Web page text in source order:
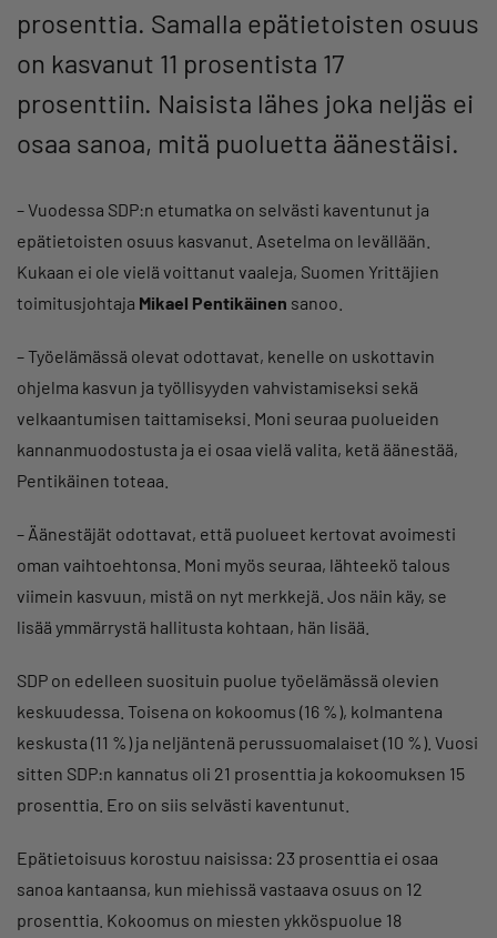
prosenttia. Samalla epätietoisten osuus
on kasvanut 11 prosentista 17
prosenttiin. Naisista lähes joka neljäs ei
osaa sanoa, mitä puoluetta äänestäisi.
– Vuodessa SDP:n etumatka on selvästi kaventunut ja
epätietoisten osuus kasvanut. Asetelma on levällään.
Kukaan ei ole vielä voittanut vaaleja, Suomen Yrittäjien
toimitusjohtaja Mikael Pentikäinen sanoo.
– Työelämässä olevat odottavat, kenelle on uskottavin
ohjelma kasvun ja työllisyyden vahvistamiseksi sekä
velkaantumisen taittamiseksi. Moni seuraa puolueiden
kannanmuodostusta ja ei osaa vielä valita, ketä äänestää,
Pentikäinen toteaa.
– Äänestäjät odottavat, että puolueet kertovat avoimesti
oman vaihtoehtonsa. Moni myös seuraa, lähteekö talous
viimein kasvuun, mistä on nyt merkkejä. Jos näin käy, se
lisää ymmärrystä hallitusta kohtaan, hän lisää.
SDP on edelleen suosituin puolue työelämässä olevien
keskuudessa. Toisena on kokoomus (16 %), kolmantena
keskusta (11 %) ja neljäntenä perussuomalaiset (10 %). Vuosi
sitten SDP:n kannatus oli 21 prosenttia ja kokoomuksen 15
prosenttia. Ero on siis selvästi kaventunut.
Epätietoisuus korostuu naisissa: 23 prosenttia ei osaa
sanoa kantaansa, kun miehissä vastaava osuus on 12
prosenttia. Kokoomus on miesten ykköspuolue 18